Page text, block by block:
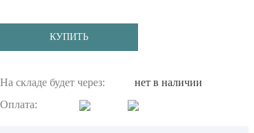
КУПИТЬ
На складе будет через:
нет в наличии
Оплата: